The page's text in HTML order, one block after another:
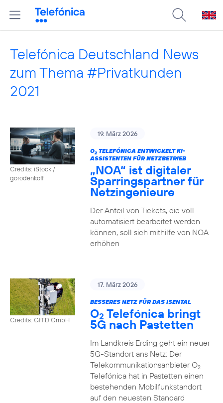
Telefónica Deutschland News
zum Thema #Privatkunden
2021
Credits: iStock /
gorodenkoff
19. März 2026
O2TELEFÓNICA ENTWICKELT KI-
ASSISTENTEN FÜR NETZBETRIEB
„NOA“ ist digitaler
Sparringspartner für
Netzingenieure
Der Anteil von Tickets, die voll
automatisiert bearbeitet werden
können, soll sich mithilfe von NOA
erhöhen
Credits: GfTD GmbH
17. März 2026
BESSERES NETZ FÜR DAS ISENTAL
O2 Telefónica bringt
5G nach Pastetten
Im Landkreis Erding geht ein neuer
5G-Standort ans Netz: Der
Telekommunikationsanbieter O2
Telefónica hat in Pastetten einen
bestehenden Mobilfunkstandort
auf den neuesten Standard